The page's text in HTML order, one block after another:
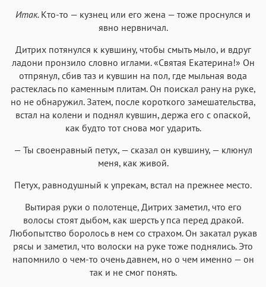
Итак. Кто-то — кузнец или его жена — тоже проснулся и
явно нервничал.
Дитрих потянулся к кувшину, чтобы смыть мыло, и вдруг
ладони пронзило словно иглами. «Святая Екатерина!» Он
отпрянул, сбив таз и кувшин на пол, где мыльная вода
растеклась по каменным плитам. Он поискал рану на руке,
но не обнаружил. Затем, после короткого замешательства,
встал на колени и поднял кувшин, держа его с опаской,
как будто тот снова мог ударить.
— Ты своенравный петух, — сказал он кувшину, — клюнул
меня, как живой.
Петух, равнодушный к упрекам, встал на прежнее место.
Вытирая руки о полотенце, Дитрих заметил, что его
волосы стоят дыбом, как шерсть у пса перед дракой.
Любопытство боролось в нем со страхом. Он закатал рукав
рясы и заметил, что волоски на руке тоже поднялись. Это
напомнило о чем-то очень давнем, но о чем именно — он
так и не смог понять.